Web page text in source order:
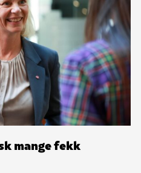
mange fekk